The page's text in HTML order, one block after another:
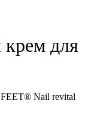
для
Nail revital